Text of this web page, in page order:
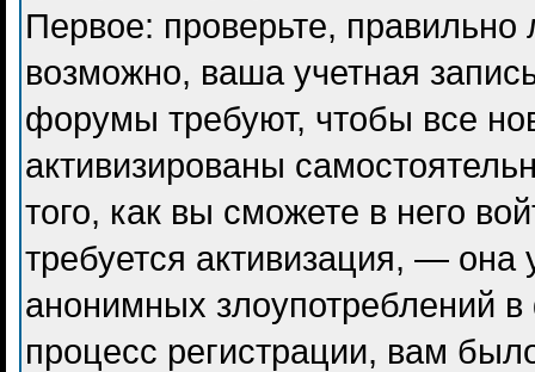
Первое: проверьте,
возможно, ваша учетная
форумы требуют, чтобы все
активизированы
того, как вы сможете в него
требуется активизация, —
анонимных злоупотреблений
процесс регистрации, вам